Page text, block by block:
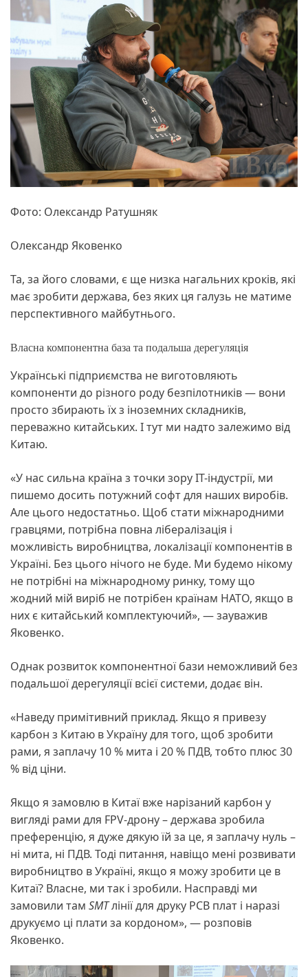
Фото: Олександр Ратушняк
Олександр Яковенко
Та, за його словами, є ще низка нагальних кроків, які
має зробити держава, без яких ця галузь не матиме
перспективного майбутнього.
Власна компонентна база та подальша дерегуляція
Українські підприємства не виготовляють
компоненти до різного роду безпілотників — вони
просто збирають їх з іноземних складників,
переважно китайських. І тут ми надто залежимо від
Китаю.
«У нас сильна країна з точки зору ІТ-індустрії, ми
пишемо досить потужний софт для наших виробів.
Але цього недостатньо. Щоб стати міжнародними
гравцями, потрібна повна лібералізація і
можливість виробництва, локалізації компонентів в
Україні. Без цього нічого не буде. Ми будемо нікому
не потрібні на міжнародному ринку, тому що
жодний мій виріб не потрібен країнам НАТО, якщо в
них є китайський комплектуючий», — зауважив
Яковенко.
Однак розвиток компонентної бази неможливий без
подальшої дерегуляції всієї системи, додає він.
«Наведу примітивний приклад. Якщо я привезу
карбон з Китаю в Україну для того, щоб зробити
рами, я заплачу 10 % мита і 20 % ПДВ, тобто плюс 30
% від ціни.
Якщо я замовлю в Китаї вже нарізаний карбон у
вигляді рами для FPV-дрону – держава зробила
преференцію, я дуже дякую їй за це, я заплачу нуль –
ні мита, ні ПДВ. Тоді питання, навіщо мені розвивати
виробництво в Україні, якщо я можу зробити це в
Китаї? Власне, ми так і зробили. Насправді ми
замовили там SMTлінії для друку PCB плат і наразі
друкуємо ці плати за кордоном», — розповів
Яковенко.